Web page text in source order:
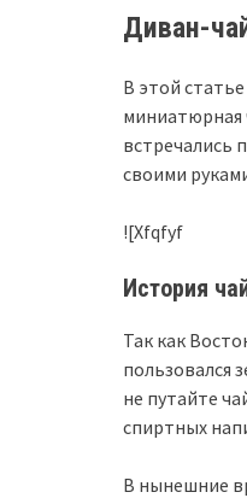
Диван-
В этой
миниатюрная
встречались
своими
![Xfqfyf
История
Так как
пользовался
не путайте
спиртных
В нынешние